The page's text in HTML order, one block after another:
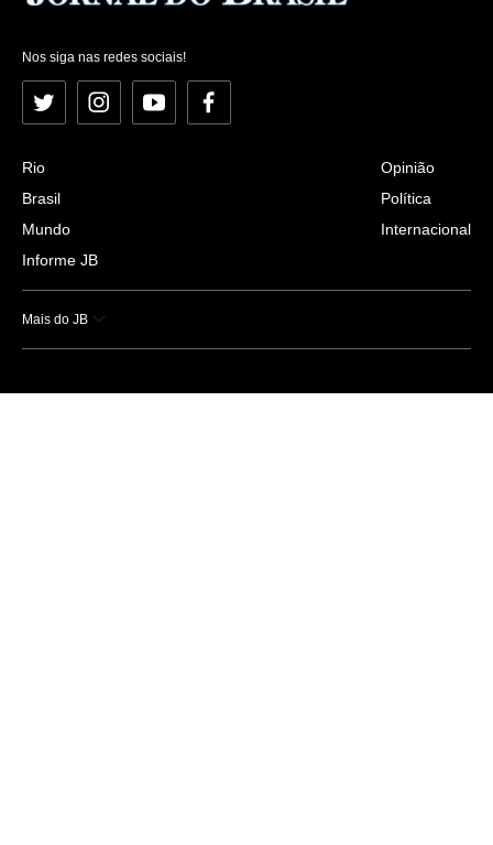
Nos siga nas redes sociais!
Twitter InstagramYouTubeFacebook
Rio
Brasil
Mundo
Informe JB
Opinião
Política
Internacional
Mais do JB
Esportes